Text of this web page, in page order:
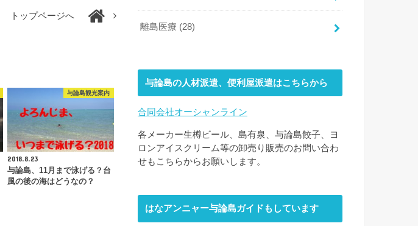
トップページへ
与論島観光案内
2018.8.23
与論島、11月まで泳げる？台
風の後の海はどうなの？
離島医療 (28)
与論島の人材派遣、便利屋派遣はこちらから
合同会社オーシャンライン
各メーカー生樽ビール、島有泉、与論島餃子、ヨ
ロンアイスクリーム等の卸売り販売のお問い合わ
せもこちらからお願いします。
はなアンニャー与論島ガイドもしています